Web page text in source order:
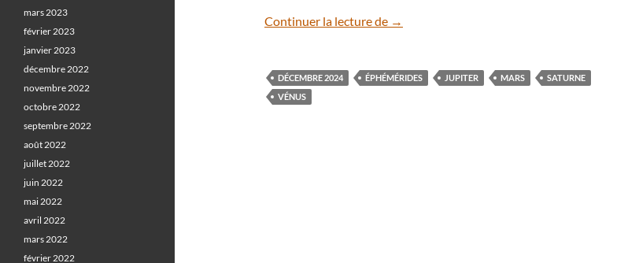
Continuer la lecture de Éphémérides : le ciel du mois de décembre 2024
→
DÉCEMBRE 2024 ÉPHÉMÉRIDES JUPITER MARS
SATURNE
VÉNUS
mars 2023
février 2023
janvier 2023
décembre 2022
novembre 2022
octobre 2022
septembre 2022
août 2022
juillet 2022
juin 2022
mai 2022
avril 2022
mars 2022
février 2022